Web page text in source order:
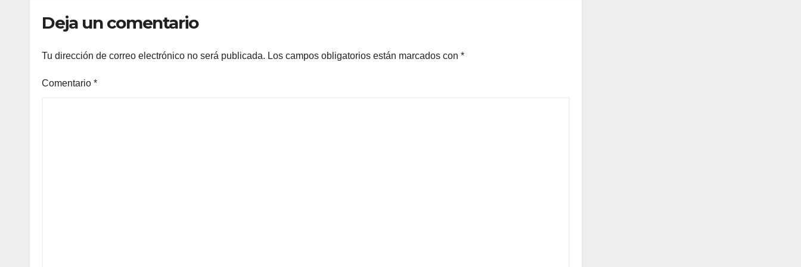
Deja un comentario
Tu dirección de correo electrónico no será publicada. Los campos obligatorios están marcados con *
Comentario *